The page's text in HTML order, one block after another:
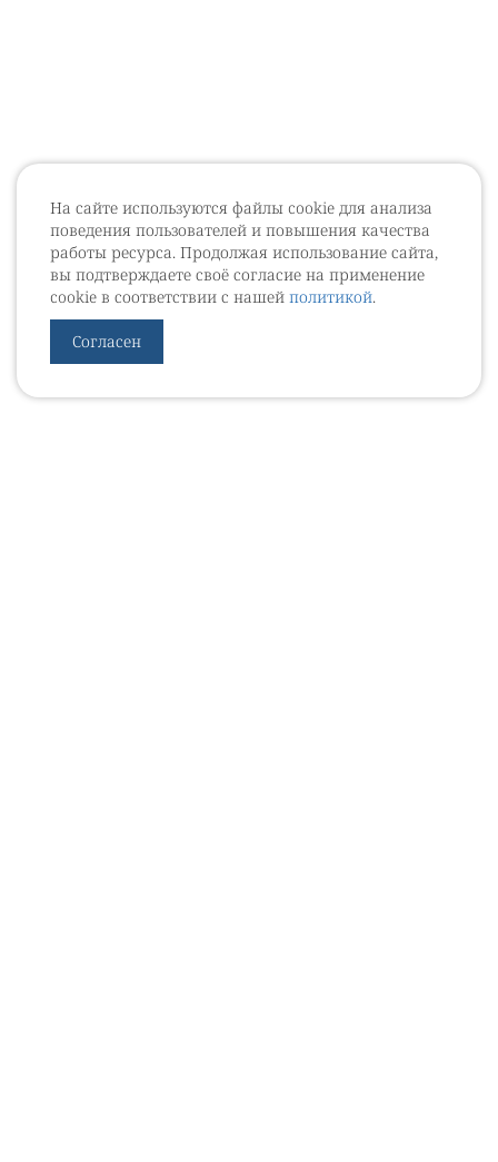
На сайте используются файлы cookie для анализа
поведения пользователей и повышения качества
работы ресурса. Продолжая использование сайта,
вы подтверждаете своё согласие на применение
cookie в соответствии с нашей политикой.
Согласен